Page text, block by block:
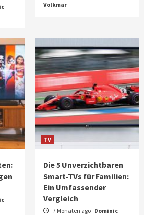
Volkmar
TV
Die 5 Unverzichtbaren
Smart-TVs für Familien:
Ein Umfassender
Vergleich
7 Monaten ago Dominic